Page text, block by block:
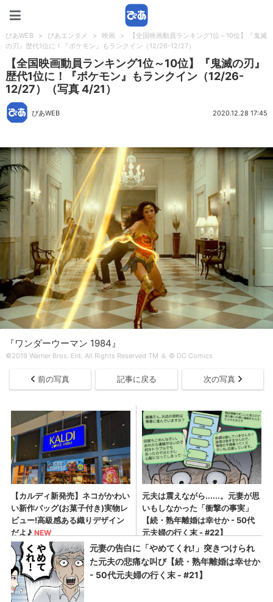
ぴあWEB > ぴあエンタメ > 映画 >
【全国映画動員ランキング1位～10位】『鬼滅
の刃』歴代1位に！『ポケモン』もランクイン（12/26-12/27）
【全国映画動員ランキング1位～10位】『鬼滅の刃』
歴代1位に！『ポケモン』もランクイン（12/26-
12/27）（写真 4/21）
ぴあWEB 2020.12.28 17:45
『ワンダーウーマン 1984』
©2019 Warner Bros. Ent. All Rights Reserved TM ＆ © DC Comics
前の写真 記事に戻る 次の写真